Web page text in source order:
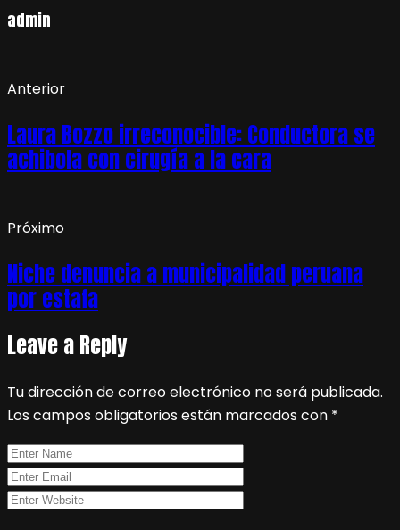
admin
Anterior
Laura Bozzo irreconocible: Conductora se
achibola con cirugía a la cara
Próximo
Niche denuncia a municipalidad peruana
por estafa
Leave a Reply
Tu dirección de correo electrónico no será publicada.
Los campos obligatorios están marcados con *